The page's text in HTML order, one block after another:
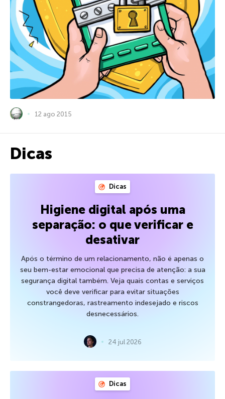
12 ago 2015
Dicas
Dicas
Higiene digital após uma
separação: o que verificar e
desativar
Após o término de um relacionamento, não é apenas o
seu bem-estar emocional que precisa de atenção: a sua
segurança digital também. Veja quais contas e serviços
você deve verificar para evitar situações
constrangedoras, rastreamento indesejado e riscos
desnecessários.
24 jul 2026
Dicas